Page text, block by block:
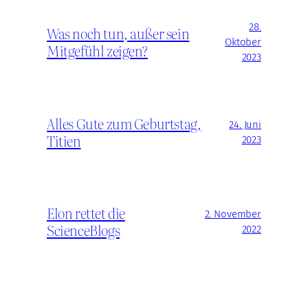
Was noch tun, außer sein
Mitgefühl zeigen?
28.
Oktober
2023
Alles Gute zum Geburtstag,
Titien
24. Juni
2023
Elon rettet die
ScienceBlogs
2. November
2022